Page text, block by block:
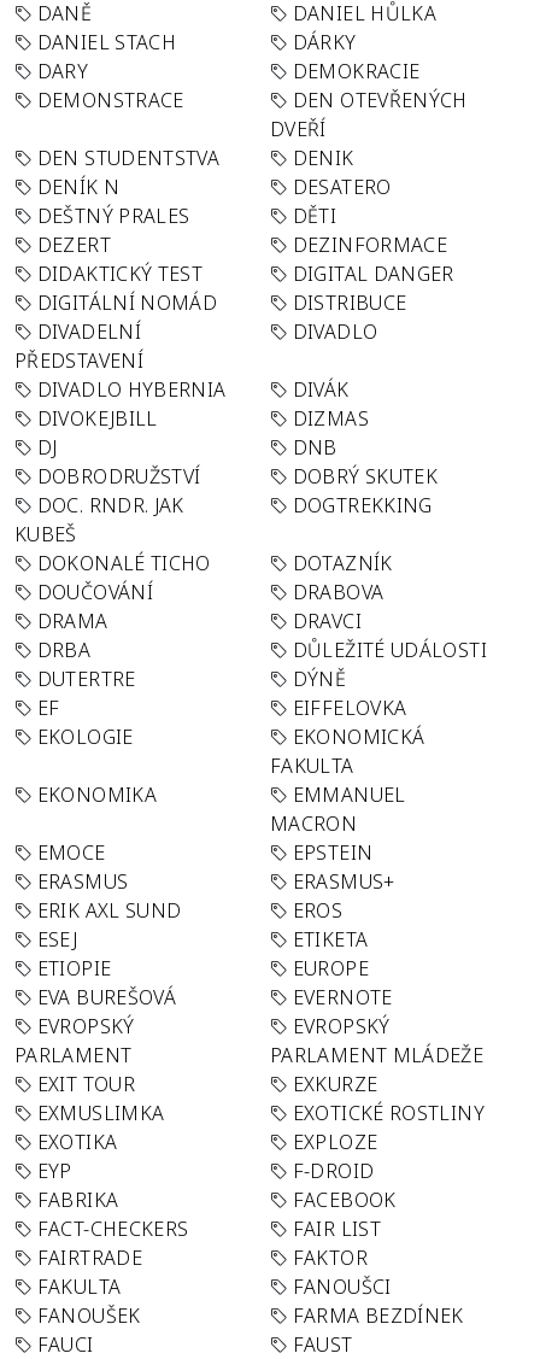
DANĚ
DANIEL HŮLKA
DANIEL STACH
DÁRKY
DARY
DEMOKRACIE
DEMONSTRACE
DEN OTEVŘENÝCH
DVEŘÍ
DEN STUDENTSTVA
DENIK
DENÍK N
DESATERO
DEŠTNÝ PRALES
DĚTI
DEZERT
DEZINFORMACE
DIDAKTICKÝ TEST
DIGITAL DANGER
DIGITÁLNÍ NOMÁD
DISTRIBUCE
DIVADELNÍ
PŘEDSTAVENÍ
DIVADLO
DIVADLO HYBERNIA
DIVÁK
DIVOKEJBILL
DIZMAS
DJ
DNB
DOBRODRUŽSTVÍ
DOBRÝ SKUTEK
DOC. RNDR. JAK
KUBEŠ
DOGTREKKING
DOKONALÉ TICHO
DOTAZNÍK
DOUČOVÁNÍ
DRABOVA
DRAMA
DRAVCI
DRBA
DŮLEŽITÉ UDÁLOSTI
DUTERTRE
DÝNĚ
EF
EIFFELOVKA
EKOLOGIE
EKONOMICKÁ
FAKULTA
EKONOMIKA
EMMANUEL
MACRON
EMOCE
EPSTEIN
ERASMUS
ERASMUS+
ERIK AXL SUND
EROS
ESEJ
ETIKETA
ETIOPIE
EUROPE
EVA BUREŠOVÁ
EVERNOTE
EVROPSKÝ
PARLAMENT
EVROPSKÝ
PARLAMENT MLÁDEŽE
EXIT TOUR
EXKURZE
EXMUSLIMKA
EXOTICKÉ ROSTLINY
EXOTIKA
EXPLOZE
EYP
F-DROID
FABRIKA
FACEBOOK
FACT-CHECKERS
FAIR LIST
FAIRTRADE
FAKTOR
FAKULTA
FANOUŠCI
FANOUŠEK
FARMA BEZDÍNEK
FAUCI
FAUST